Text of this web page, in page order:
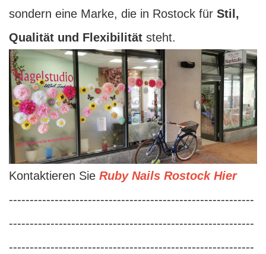
sondern eine Marke, die in Rostock für Stil,
Qualität und Flexibilität steht.
Kontaktieren Sie Ruby Nails Rostock Hier
-----------------------------------------------------------
-----------------------------------------------------------
-----------------------------------------------------------